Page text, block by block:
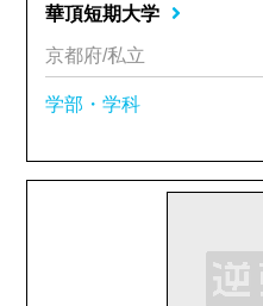
華頂短期大学
京都府/私立
学部・学科